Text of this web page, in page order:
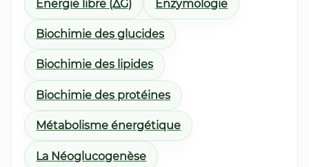
Énergie libre (ΔG) Enzymologie
Biochimie des glucides
Biochimie des lipides
Biochimie des protéines
Métabolisme énergétique
La Néoglucogenèse